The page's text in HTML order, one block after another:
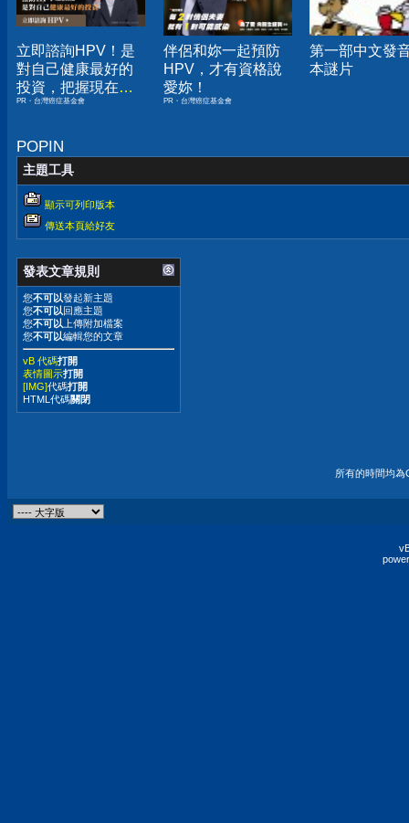
立即諮詢HPV！是
對自己健康最好的
投資，把握現在不
嫌晚！
PR・台灣癌症基金會
伴侶和妳一起預防
HPV，才有資格說
愛妳！
PR・台灣癌症基金會
第一部中文發
本謎片
POPIN
主題工具
顯示可列印版本
傳送本頁給好友
發表文章規則
您不可以發起新主題
您不可以回應主題
您不可以 上傳附加檔案
您不可以編輯您的文章
vB 代碼打開
表情圖示打開
[IMG]代碼打開
HTML代碼關閉
所有的時間均為